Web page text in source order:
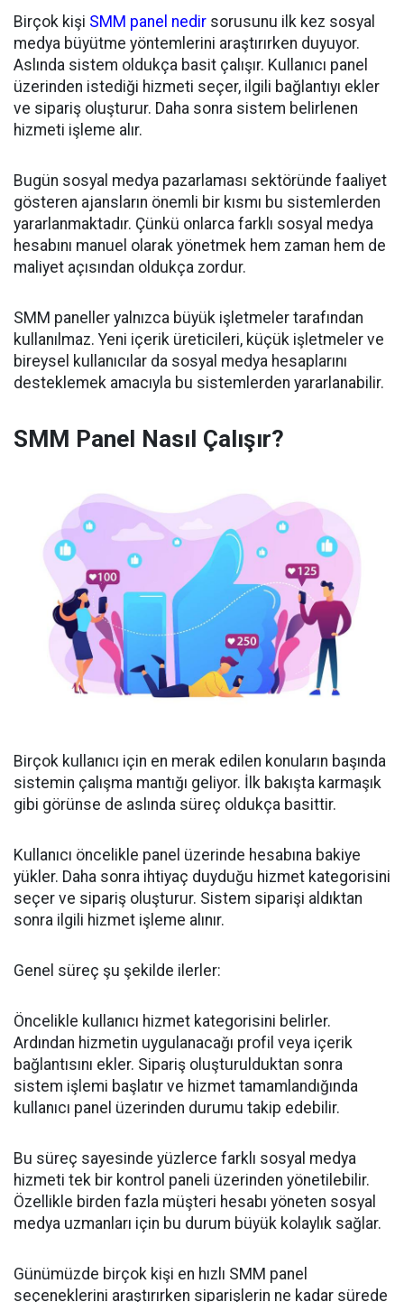
Birçok kişi SMM panel nedir sorusunu ilk kez sosyal
medya büyütme yöntemlerini araştırırken duyuyor.
Aslında sistem oldukça basit çalışır. Kullanıcı panel
üzerinden istediği hizmeti seçer, ilgili bağlantıyı ekler
ve sipariş oluşturur. Daha sonra sistem belirlenen
hizmeti işleme alır.
Bugün sosyal medya pazarlaması sektöründe faaliyet
gösteren ajansların önemli bir kısmı bu sistemlerden
yararlanmaktadır. Çünkü onlarca farklı sosyal medya
hesabını manuel olarak yönetmek hem zaman hem de
maliyet açısından oldukça zordur.
SMM paneller yalnızca büyük işletmeler tarafından
kullanılmaz. Yeni içerik üreticileri, küçük işletmeler ve
bireysel kullanıcılar da sosyal medya hesaplarını
desteklemek amacıyla bu sistemlerden yararlanabilir.
SMM Panel Nasıl Çalışır?
Birçok kullanıcı için en merak edilen konuların başında
sistemin çalışma mantığı geliyor. İlk bakışta karmaşık
gibi görünse de aslında süreç oldukça basittir.
Kullanıcı öncelikle panel üzerinde hesabına bakiye
yükler. Daha sonra ihtiyaç duyduğu hizmet kategorisini
seçer ve sipariş oluşturur. Sistem siparişi aldıktan
sonra ilgili hizmet işleme alınır.
Genel süreç şu şekilde ilerler:
Öncelikle kullanıcı hizmet kategorisini belirler.
Ardından hizmetin uygulanacağı profil veya içerik
bağlantısını ekler. Sipariş oluşturulduktan sonra
sistem işlemi başlatır ve hizmet tamamlandığında
kullanıcı panel üzerinden durumu takip edebilir.
Bu süreç sayesinde yüzlerce farklı sosyal medya
hizmeti tek bir kontrol paneli üzerinden yönetilebilir.
Özellikle birden fazla müşteri hesabı yöneten sosyal
medya uzmanları için bu durum büyük kolaylık sağlar.
Günümüzde birçok kişi en hızlı SMM panel
seçeneklerini araştırırken siparişlerin ne kadar sürede